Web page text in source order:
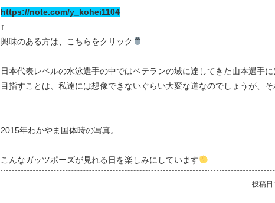
https://note.com/y_kohei1104
↑
興味のある方は、こちらをクリック
日本代表レベルの水泳選手の中ではベテランの域に達してきた山本選手
目指すことは、私達には想像できないぐらい大変な道なのでしょうが、そ
2015年わかやま国体時の写真。
こんなガッツポーズが見れる日を楽しみにしています
投稿日